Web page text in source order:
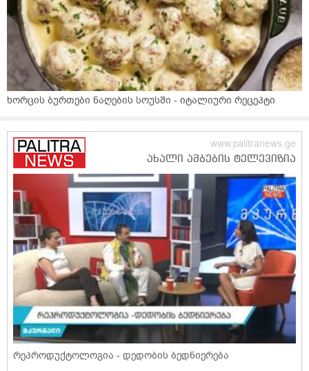
ხორცის ბურთები ნაღების სოუსში - იტალიური რეცეპტი
რეპროდუქტოლოგია - დედობის ბედნიერება